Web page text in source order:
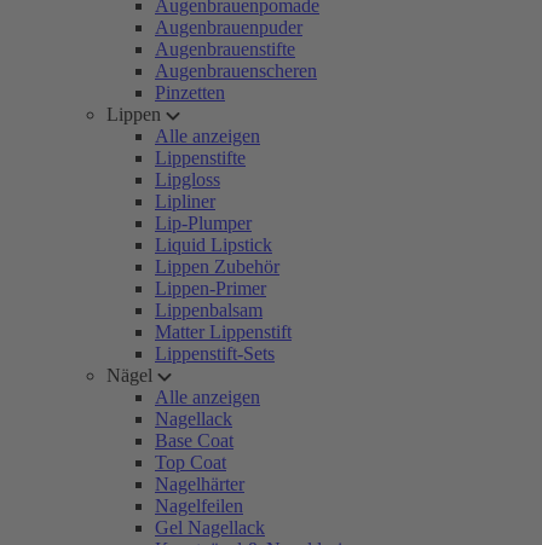
Augenbrauenpomade
Augenbrauenpuder
Augenbrauenstifte
Augenbrauenscheren
Pinzetten
Lippen
Alle anzeigen
Lippenstifte
Lipgloss
Lipliner
Lip-Plumper
Liquid Lipstick
Lippen Zubehör
Lippen-Primer
Lippenbalsam
Matter Lippenstift
Lippenstift-Sets
Nägel
Alle anzeigen
Nagellack
Base Coat
Top Coat
Nagelhärter
Nagelfeilen
Gel Nagellack